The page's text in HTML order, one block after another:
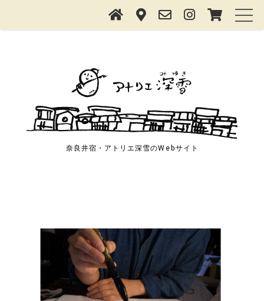
奈良井宿・アトリエ深雪のWebサイト